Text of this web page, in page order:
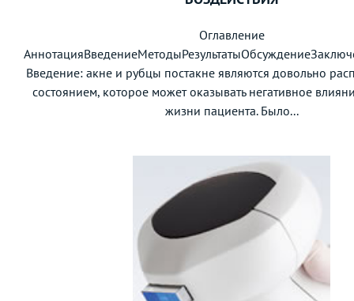
Оглавление
Введение: акне и рубцы постакне являются довольно
состоянием, которое может оказывать негативное
жизни пациента. Было...